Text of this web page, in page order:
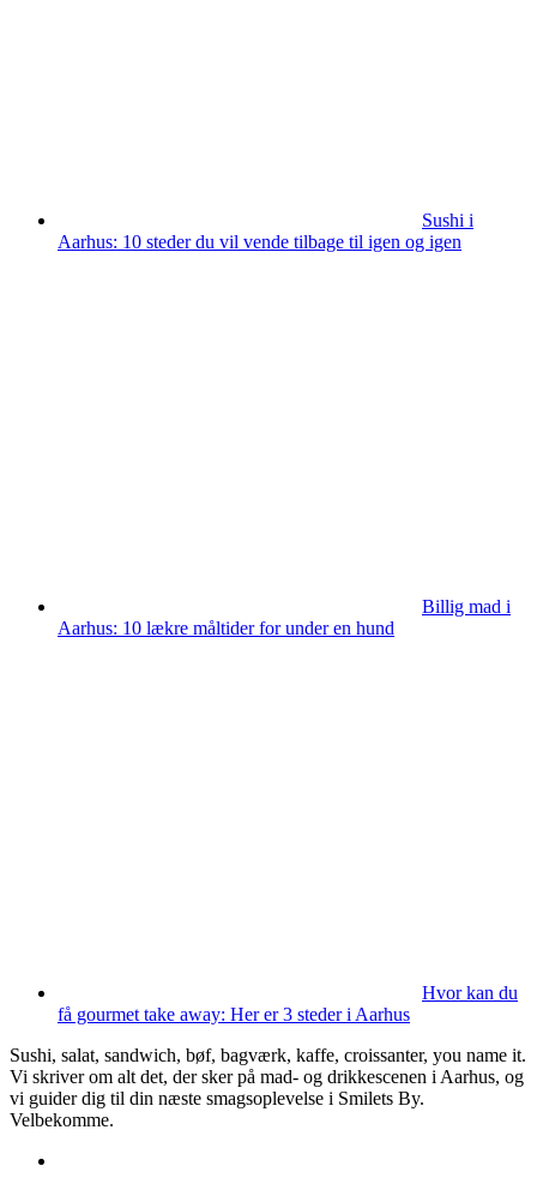
Sushi i
Aarhus: 10 steder du vil vende tilbage til igen og igen
Billig mad i
Aarhus: 10 lækre måltider for under en hund
Hvor kan du
få gourmet take away: Her er 3 steder i Aarhus
Sushi, salat, sandwich, bøf, bagværk, kaffe, croissanter, you name it.
Vi skriver om alt det, der sker på mad- og drikkescenen i Aarhus, og
vi guider dig til din næste smagsoplevelse i Smilets By.
Velbekomme.